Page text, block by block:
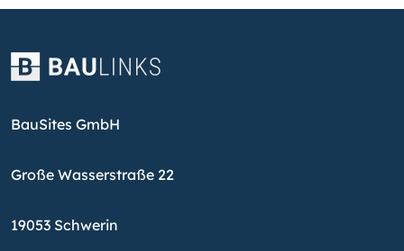
BauSites GmbH
Große Wasserstraße 22
19053 Schwerin